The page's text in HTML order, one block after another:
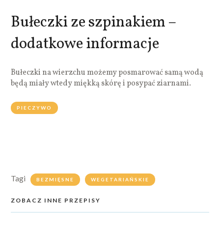
Bułeczki ze szpinakiem –
dodatkowe informacje
Bułeczki na wierzchu możemy posmarować samą wodą
będą miały wtedy miękką skórę i posypać ziarnami.
PIECZYWO
Tagi BEZMIĘSNE WEGETARIAŃSKIE
ZOBACZ INNE PRZEPISY